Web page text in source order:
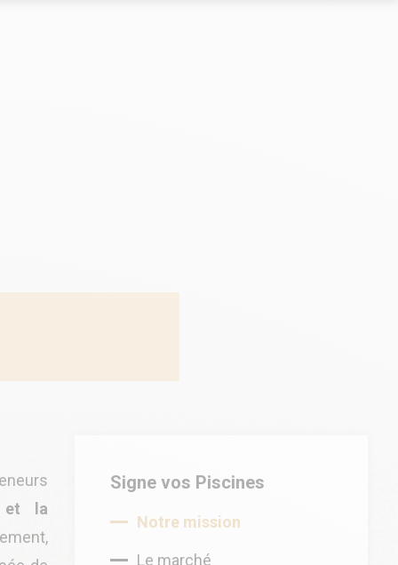
et la
Signe vos Piscines
Notre mission
Le marché